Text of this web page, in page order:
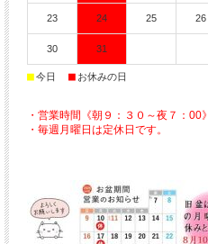
23 24 25 26
30 31
■今日 ■ お休みの日
・営業時間《朝９：３０～夜７：00》
・毎週月曜日は定休日です。